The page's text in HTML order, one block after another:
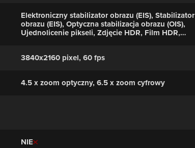
Elektroniczny stabilizator obrazu (EIS), Stabilizator
obrazu (EIS), Optyczna stabilizacja obrazu (OIS),
Ujednolicenie pikseli, Zdjęcie HDR, Film HDR,
Tryb makro, Zdjęcie panoramiczne, Wykrywanie
wykrywanie scen
3840x2160 pixel, 60 fps
4.5 x zoom optyczny, 6.5 x zoom cyfrowy
NIE